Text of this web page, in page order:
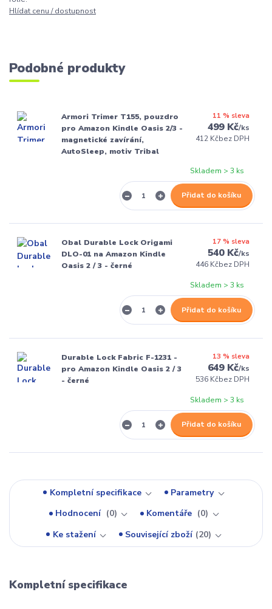
Hlídat cenu / dostupnost
Podobné produkty
Armori Trimer T155, pouzdro
pro Amazon Kindle Oasis 2/3 -
magnetické zavírání,
AutoSleep, motiv Tribal
11 % sleva
499 Kč/ks
412 Kčbez DPH
Skladem > 3 ks
Přidat do košíku
Obal Durable Lock Origami
DLO-01 na Amazon Kindle
Oasis 2 / 3 - černé
17 % sleva
540 Kč/ks
446 Kčbez DPH
Skladem > 3 ks
Přidat do košíku
Durable Lock Fabric F-1231 -
pro Amazon Kindle Oasis 2 / 3
- černé
13 % sleva
649 Kč/ks
536 Kčbez DPH
Skladem > 3 ks
Přidat do košíku
Kompletní specifikace
Parametry
Hodnocení
0 Komentáře
0
Ke stažení
Související zboží 20
Kompletní specifikace